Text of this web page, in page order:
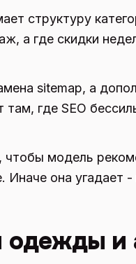
структуру
а где скидки
sitemap, а
там, где SEO
чтобы модель
Иначе она угадает -
и